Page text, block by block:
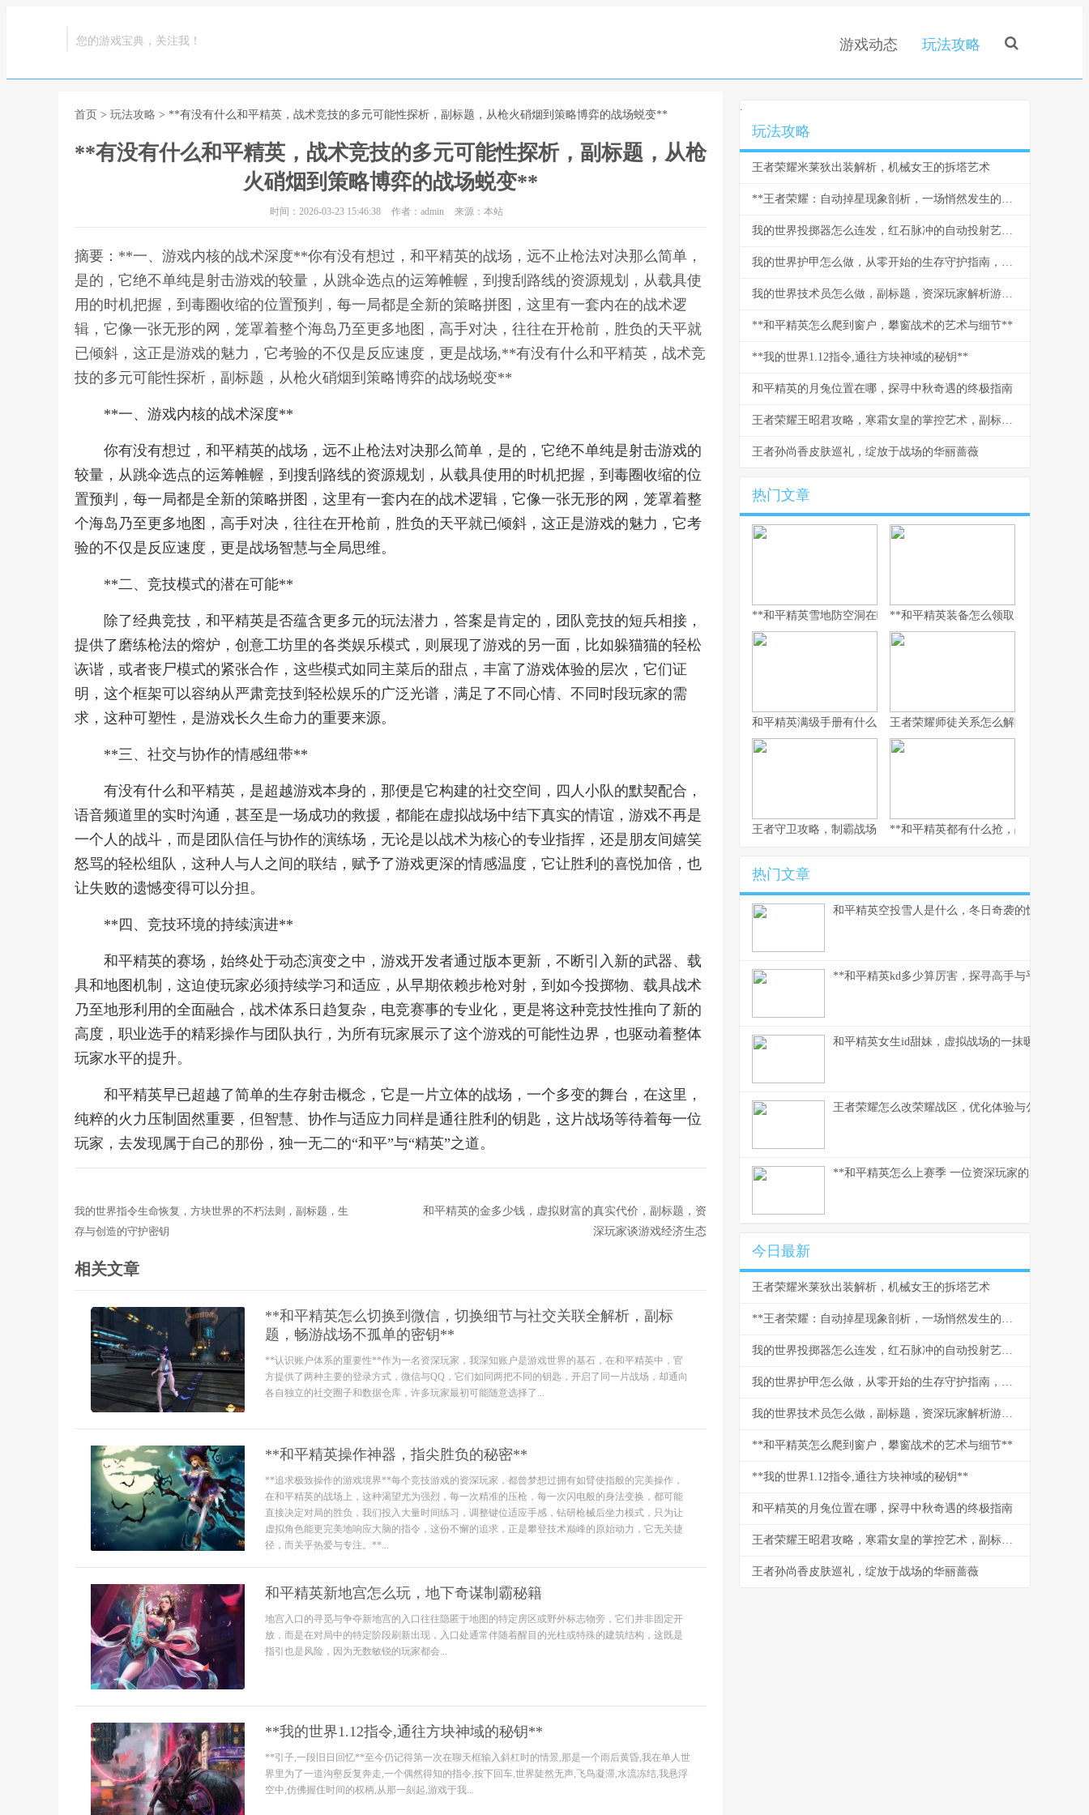
您的游戏宝典，关注我！ 游戏动态 玩法攻略
首页 > 玩法攻略 > **有没有什么和平精英，战术竞技的多元可能性探析，副标题，从枪火硝烟到策略博弈的战场蜕变**
**有没有什么和平精英，战术竞技的多元可能性探析，副标题，从枪
火硝烟到策略博弈的战场蜕变**
时间：2026-03-23 15:46:38 作者：admin 来源：本站
摘要：**一、游戏内核的战术深度**你有没有想过，和平精英的战场，远不止枪法对决那么简单，
是的，它绝不单纯是射击游戏的较量，从跳伞选点的运筹帷幄，到搜刮路线的资源规划，从载具使
用的时机把握，到毒圈收缩的位置预判，每一局都是全新的策略拼图，这里有一套内在的战术逻
辑，它像一张无形的网，笼罩着整个海岛乃至更多地图，高手对决，往往在开枪前，胜负的天平就
已倾斜，这正是游戏的魅力，它考验的不仅是反应速度，更是战场,**有没有什么和平精英，战术竞
技的多元可能性探析，副标题，从枪火硝烟到策略博弈的战场蜕变**
**一、游戏内核的战术深度**
你有没有想过，和平精英的战场，远不止枪法对决那么简单，是的，它绝不单纯是射击游戏的
较量，从跳伞选点的运筹帷幄，到搜刮路线的资源规划，从载具使用的时机把握，到毒圈收缩的位
置预判，每一局都是全新的策略拼图，这里有一套内在的战术逻辑，它像一张无形的网，笼罩着整
个海岛乃至更多地图，高手对决，往往在开枪前，胜负的天平就已倾斜，这正是游戏的魅力，它考
验的不仅是反应速度，更是战场智慧与全局思维。
**二、竞技模式的潜在可能**
除了经典竞技，和平精英是否蕴含更多元的玩法潜力，答案是肯定的，团队竞技的短兵相接，
提供了磨练枪法的熔炉，创意工坊里的各类娱乐模式，则展现了游戏的另一面，比如躲猫猫的轻松
诙谐，或者丧尸模式的紧张合作，这些模式如同主菜后的甜点，丰富了游戏体验的层次，它们证
明，这个框架可以容纳从严肃竞技到轻松娱乐的广泛光谱，满足了不同心情、不同时段玩家的需
求，这种可塑性，是游戏长久生命力的重要来源。
**三、社交与协作的情感纽带**
有没有什么和平精英，是超越游戏本身的，那便是它构建的社交空间，四人小队的默契配合，
语音频道里的实时沟通，甚至是一场成功的救援，都能在虚拟战场中结下真实的情谊，游戏不再是
一个人的战斗，而是团队信任与协作的演练场，无论是以战术为核心的专业指挥，还是朋友间嬉笑
怒骂的轻松组队，这种人与人之间的联结，赋予了游戏更深的情感温度，它让胜利的喜悦加倍，也
让失败的遗憾变得可以分担。
**四、竞技环境的持续演进**
和平精英的赛场，始终处于动态演变之中，游戏开发者通过版本更新，不断引入新的武器、载
具和地图机制，这迫使玩家必须持续学习和适应，从早期依赖步枪对射，到如今投掷物、载具战术
乃至地形利用的全面融合，战术体系日趋复杂，电竞赛事的专业化，更是将这种竞技性推向了新的
高度，职业选手的精彩操作与团队执行，为所有玩家展示了这个游戏的可能性边界，也驱动着整体
玩家水平的提升。
和平精英早已超越了简单的生存射击概念，它是一片立体的战场，一个多变的舞台，在这里，
纯粹的火力压制固然重要，但智慧、协作与适应力同样是通往胜利的钥匙，这片战场等待着每一位
玩家，去发现属于自己的那份，独一无二的“和平”与“精英”之道。
我的世界指令生命恢复，方块世界的不朽法则，副标题，生
存与创造的守护密钥
和平精英的金多少钱，虚拟财富的真实代价，副标题，资
深玩家谈游戏经济生态
相关文章
**和平精英怎么切换到微信，切换细节与社交关联全解析，副标
题，畅游战场不孤单的密钥**
**认识账户体系的重要性**作为一名资深玩家，我深知账户是游戏世界的基石，在和平精英中，官
方提供了两种主要的登录方式，微信与QQ，它们如同两把不同的钥匙，开启了同一片战场，却通向
各自独立的社交圈子和数据仓库，许多玩家最初可能随意选择了...
**和平精英操作神器，指尖胜负的秘密**
**追求极致操作的游戏境界**每个竞技游戏的资深玩家，都曾梦想过拥有如臂使指般的完美操作，
在和平精英的战场上，这种渴望尤为强烈，每一次精准的压枪，每一次闪电般的身法变换，都可能
直接决定对局的胜负，我们投入大量时间练习，调整键位适应手感，钻研枪械后坐力模式，只为让
虚拟角色能更完美地响应大脑的指令，这份不懈的追求，正是攀登技术巅峰的原始动力，它无关捷
径，而关乎热爱与专注。**...
和平精英新地宫怎么玩，地下奇谋制霸秘籍
地宫入口的寻觅与争夺新地宫的入口往往隐匿于地图的特定房区或野外标志物旁，它们并非固定开
放，而是在对局中的特定阶段刷新出现，入口处通常伴随着醒目的光柱或特殊的建筑结构，这既是
指引也是风险，因为无数敏锐的玩家都会...
**我的世界1.12指令,通往方块神域的秘钥**
**引子,一段旧日回忆**至今仍记得第一次在聊天框输入斜杠时的情景,那是一个雨后黄昏,我在单人世
界里为了一道沟壑反复奔走,一个偶然得知的指令,按下回车,世界陡然无声,飞鸟凝滞,水流冻结,我悬浮
空中,仿佛握住时间的权柄,从那一刻起,游戏于我...
.
玩法攻略
王者荣耀米莱狄出装解析，机械女王的拆塔艺术
**王者荣耀：自动掉星现象剖析，一场悄然发生的信任危机**
我的世界投掷器怎么连发，红石脉冲的自动投射艺术，红石玩家的进阶乐章
我的世界护甲怎么做，从零开始的生存守护指南，副标题探索打造与强化的终极奥秘
我的世界技术员怎么做，副标题，资深玩家解析游戏科技进阶之路
**和平精英怎么爬到窗户，攀窗战术的艺术与细节**
**我的世界1.12指令,通往方块神域的秘钥**
和平精英的月兔位置在哪，探寻中秋奇遇的终极指南
王者荣耀王昭君攻略，寒霜女皇的掌控艺术，副标题，极致控制与爆发连招心得
王者孙尚香皮肤巡礼，绽放于战场的华丽蔷薇
热门文章
**和平精英雪地防空洞在哪里，副标题，冰封秘境与战术宝库探寻
**和平精英装备怎么领取，资深玩家
和平精英满级手册有什么用，解锁巅峰体验的多维钥匙
王者荣耀师徒关系怎么解除，游戏情谊
王者守卫攻略，制霸战场的不败法则，副标题，资深玩家的战术精
**和平精英都有什么抢，战术对决的核
热门文章
和平精英空投雪人是什么，冬日奇袭的惊喜彩蛋
**和平精英kd多少算厉害，探寻高手与平民的真实
和平精英女生id甜妹，虚拟战场的一抹暖色，副标
王者荣耀怎么改荣耀战区，优化体验与公平之路
**和平精英怎么上赛季 一位资深玩家的赛季实战
今日最新
王者荣耀米莱狄出装解析，机械女王的拆塔艺术
**王者荣耀：自动掉星现象剖析，一场悄然发生的信任危机**
我的世界投掷器怎么连发，红石脉冲的自动投射艺术，红石玩家的进阶乐章
我的世界护甲怎么做，从零开始的生存守护指南，副标题探索打造与强化的终极奥秘
我的世界技术员怎么做，副标题，资深玩家解析游戏科技进阶之路
**和平精英怎么爬到窗户，攀窗战术的艺术与细节**
**我的世界1.12指令,通往方块神域的秘钥**
和平精英的月兔位置在哪，探寻中秋奇遇的终极指南
王者荣耀王昭君攻略，寒霜女皇的掌控艺术，副标题，极致控制与爆发连招心得
王者孙尚香皮肤巡礼，绽放于战场的华丽蔷薇